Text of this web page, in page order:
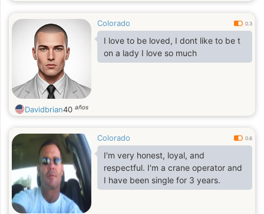
Colorado 0.3
I love to be loved, I dont like to be t
on a lady I love so much
Davidbrian40 años
Colorado 0.6
I'm very honest, loyal, and
respectful. I'm a crane operator and
I have been single for 3 years.